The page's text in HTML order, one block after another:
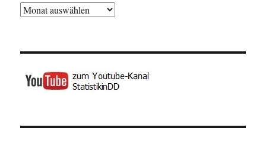
Archiv